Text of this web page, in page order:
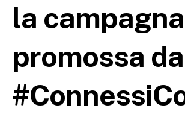
la campagna
promossa